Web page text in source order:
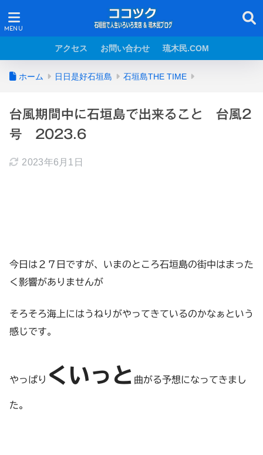
アクセス お問い合わせ 琉木民.COM
ホーム 日日是好石垣島 石垣島THE TIME
台風期間中に石垣島で出来ること 台風2
号 2023.6
2023年6月1日
今日は２７日ですが、いまのところ石垣島の街中はまった
く影響がありませんが
そろそろ海上にはうねりがやってきているのかなぁという
感じです。
やっぱり くいっと 曲がる予想になってきまし
た。